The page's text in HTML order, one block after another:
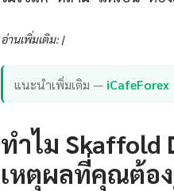
อ่านเพิ่มเติม: |
แนะนำเพิ่มเติม — iCafeForex
ทำไม Skaffold
เหตุผลที่คุณต้อ